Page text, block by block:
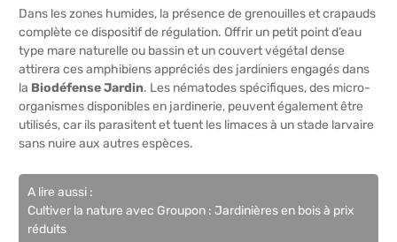
Dans les zones humides, la présence de grenouilles et crapauds
complète ce dispositif de régulation. Offrir un petit point d’eau
type mare naturelle ou bassin et un couvert végétal dense
attirera ces amphibiens appréciés des jardiniers engagés dans
la Biodéfense Jardin. Les nématodes spécifiques, des micro-
organismes disponibles en jardinerie, peuvent également être
utilisés, car ils parasitent et tuent les limaces à un stade larvaire
sans nuire aux autres espèces.
A lire aussi :
Cultiver la nature avec Groupon : Jardinières en bois à prix
réduits